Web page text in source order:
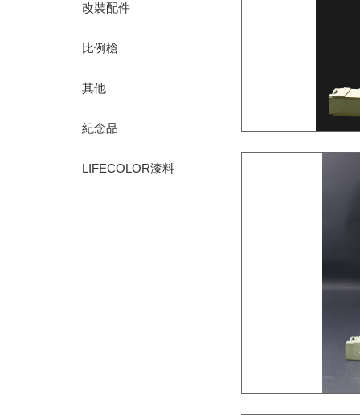
改裝配件
比例槍
其他
紀念品
LIFECOLOR漆料